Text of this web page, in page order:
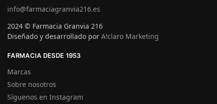
info@farmaciagranvia216.es
2024 © Farmacia Granvia 216
Diseñado y desarrollado por A!claro Marketing
FARMACIA DESDE 1953
Marcas
Sobre nosotros
Síguenos en Instagram